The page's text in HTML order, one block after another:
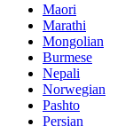
Maori
Marathi
Mongolian
Burmese
Nepali
Norwegian
Pashto
Persian